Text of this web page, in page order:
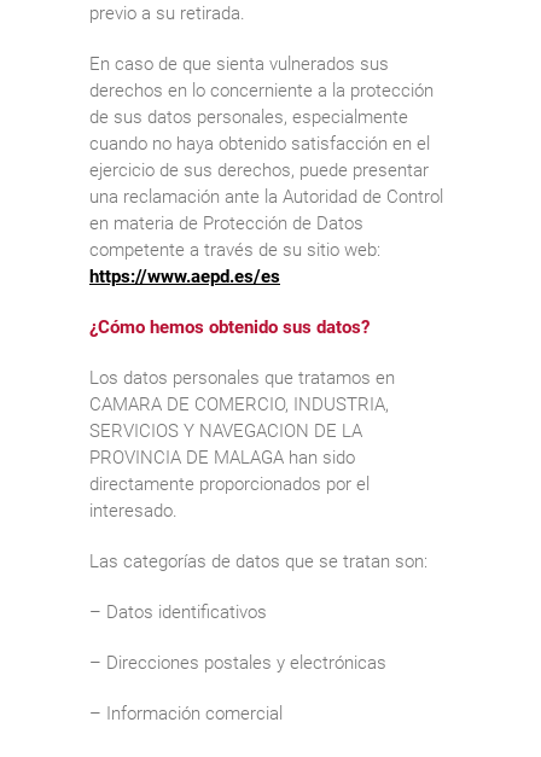
previo a su retirada.
En caso de que sienta vulnerados sus
derechos en lo concerniente a la protección
de sus datos personales, especialmente
cuando no haya obtenido satisfacción en el
ejercicio de sus derechos, puede presentar
una reclamación ante la Autoridad de Control
en materia de Protección de Datos
competente a través de su sitio web:
https://www.aepd.es/es
¿Cómo hemos obtenido sus datos?
Los datos personales que tratamos en
CAMARA DE COMERCIO, INDUSTRIA,
SERVICIOS Y NAVEGACION DE LA
PROVINCIA DE MALAGA han sido
directamente proporcionados por el
interesado.
Las categorías de datos que se tratan son:
– Datos identificativos
– Direcciones postales y electrónicas
– Información comercial